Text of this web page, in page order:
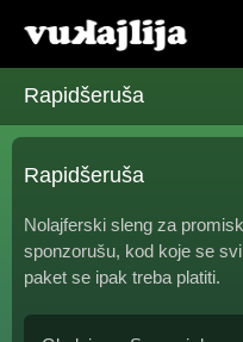
Rapidšeruša
Rapidšeruša
Nolajferski sleng za
sponzorušu, kod koje se
paket se ipak treba platiti.